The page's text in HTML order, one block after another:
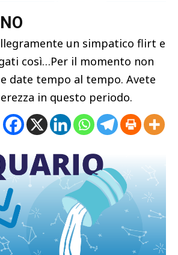
un simpatico flirt e
così…Per il momento non
date tempo al tempo. Avete
in questo periodo.